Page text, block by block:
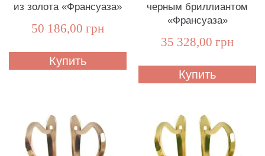
из золота «Франсуаза»
50 186,00 грн
Купить
черным бриллиантом
«Франсуаза»
35 328,00 грн
Купить